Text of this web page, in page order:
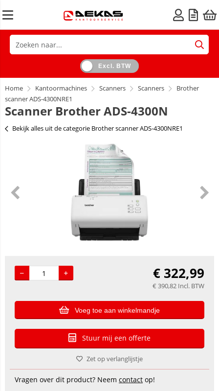
Excl. BTW
Home Kantoormachines Scanners Scanners
Brother
scanner ADS-4300NRE1
Scanner Brother ADS-4300N
Bekijk alles uit de categorie Brother scanner ADS-4300NRE1
€ 322,99
€ 390,82 Incl. BTW
Voeg toe aan winkelmandje
Stuur mij een offerte
Zet op verlanglijstje
Vragen over dit product? Neem contact op!